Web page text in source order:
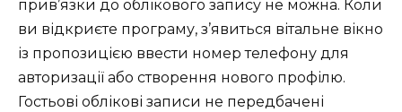
прив’язки до облікового запису не можна. Коли
ви відкриєте програму, з’явиться вітальне вікно
із пропозицією ввести номер телефону для
авторизації або створення нового профілю.
Гостьові облікові записи не передбачені